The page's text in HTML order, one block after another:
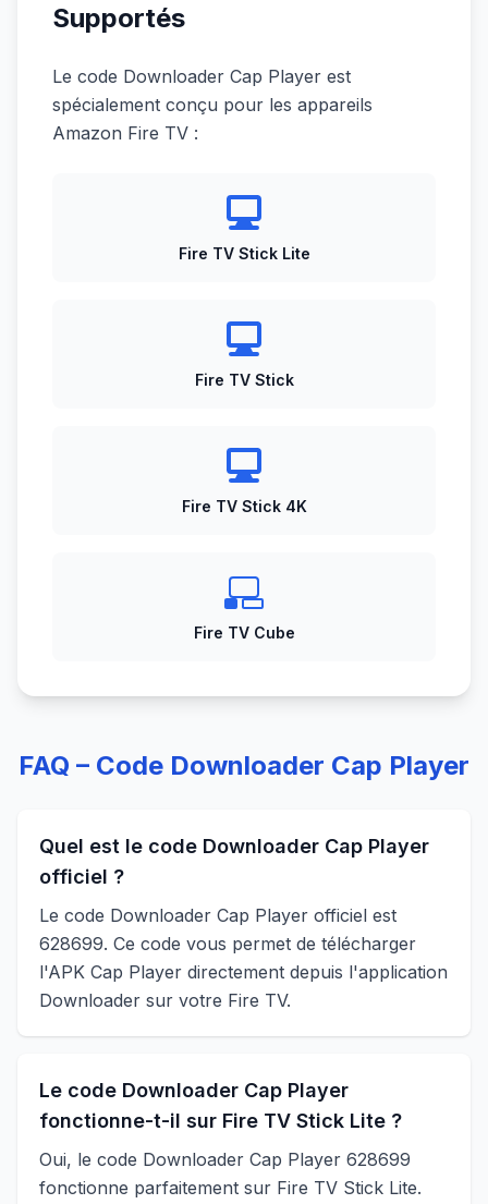
Supportés
Le code Downloader Cap Player est
spécialement conçu pour les appareils
Amazon Fire TV :
Fire TV Stick Lite
Fire TV Stick
Fire TV Stick 4K
Fire TV Cube
FAQ – Code Downloader Cap Player
Quel est le code Downloader Cap Player
officiel ?
Le code Downloader Cap Player officiel est
628699. Ce code vous permet de télécharger
l'APK Cap Player directement depuis l'application
Downloader sur votre Fire TV.
Le code Downloader Cap Player
fonctionne-t-il sur Fire TV Stick Lite ?
Oui, le code Downloader Cap Player 628699
fonctionne parfaitement sur Fire TV Stick Lite.